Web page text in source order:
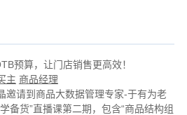
预算，让门店销售更高效！
主 商品经理
邀请到商品大数据管理专家-于有为老
备货”直播课第二期，包含“商品结构组